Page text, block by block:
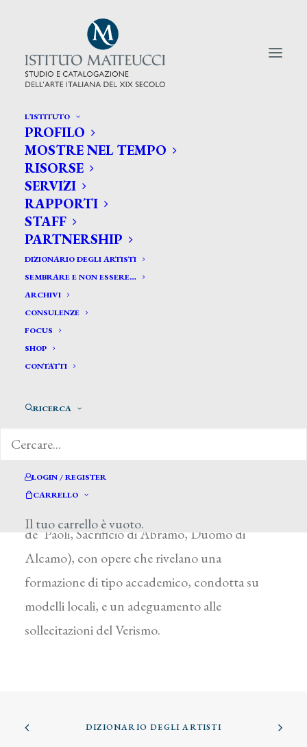
L’ISTITUTO
PROFILO
MOSTRE NEL TEMPO
RISORSE
SERVIZI
RAPPORTI
STAFF
PARTNERSHIP
DIZIONARIO DEGLI ARTISTI
SEMBRARE E NON ESSERE…
ARCHIVI
CONSULENZE
FOCUS
SHOP
CONTATTI
RICERCA
LOGIN / REGISTER
CARRELLO
Il tuo carrello è vuoto.
CERCA TRA GLI ARTISTI:
Search
for:
Sacco Salvatore*
SACCO SALVATORE
Le rare notizie relative a questo artista lo
Marineo con il Bambin Gesù, chiesa di San
de’ Paoli, Sacrificio di Abramo, Duomo di
Alcamo), con opere che rivelano una
formazione di tipo accademico, condotta su
modelli locali, e un adeguamento alle
sollecitazioni del Verismo.
DIZIONARIO DEGLI ARTISTI